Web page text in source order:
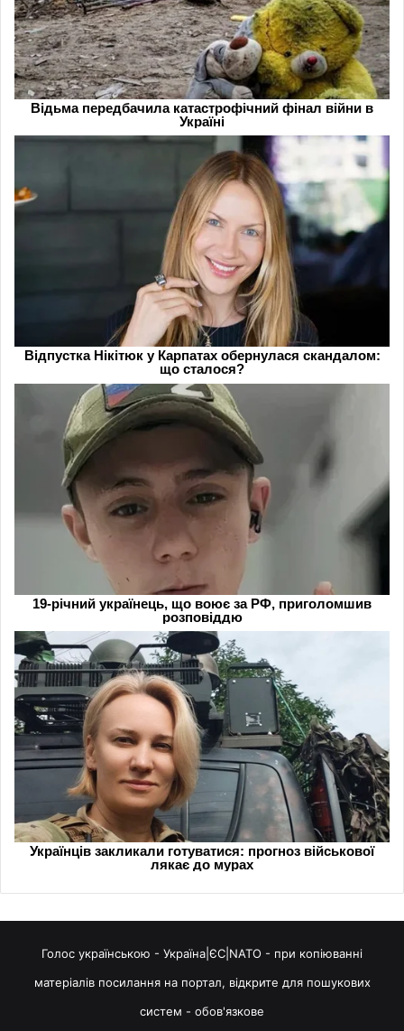
Голос українською - Україна|ЄС|NATO - при копіюванні
матеріалів посилання на портал, відкрите для пошукових
систем - обов'язкове